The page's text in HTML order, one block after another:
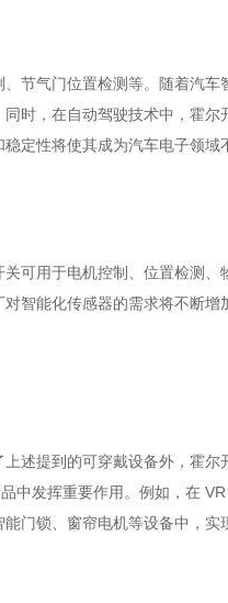
节气门位置检测等。随着汽
时，在自动驾驶技术中，霍
定性将使其成为汽车电子领域
可用于电机控制、位置检测
智能化传感器的需求将不断
述提到的可穿戴设备外，霍
中发挥重要作用。例如，在
门锁、窗帘电机等设备中，实